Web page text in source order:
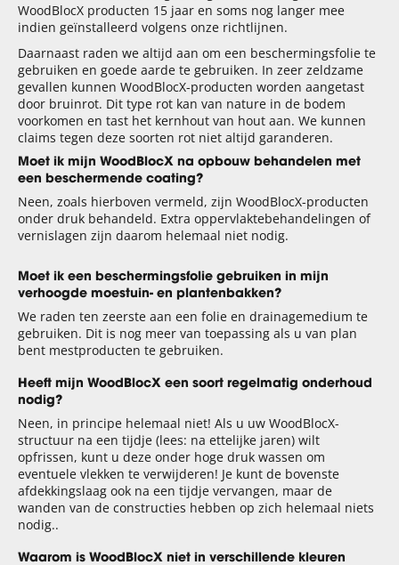
WoodBlocX producten 15 jaar en soms nog langer mee
indien geïnstalleerd volgens onze richtlijnen.
Daarnaast raden we altijd aan om een ​​beschermingsfolie te
gebruiken en goede aarde te gebruiken. In zeer zeldzame
gevallen kunnen WoodBlocX-producten worden aangetast
door bruinrot. Dit type rot kan van nature in de bodem
voorkomen en tast het kernhout van hout aan. We kunnen
claims tegen deze soorten rot niet altijd garanderen.
Moet ik mijn WoodBlocX na opbouw behandelen met
een beschermende coating?
Neen, zoals hierboven vermeld, zijn WoodBlocX-producten
onder druk behandeld. Extra oppervlaktebehandelingen of
vernislagen zijn daarom helemaal niet nodig.
Moet ik een beschermingsfolie gebruiken in mijn
verhoogde moestuin- en plantenbakken?
We raden ten zeerste aan een folie en drainagemedium te
gebruiken. Dit is nog meer van toepassing als u van plan
bent mestproducten te gebruiken.
Heeft mijn WoodBlocX een soort regelmatig onderhoud
nodig?
Neen, in principe helemaal niet! Als u uw WoodBlocX-
structuur na een tijdje (lees: na ettelijke jaren) wilt
opfrissen, kunt u deze onder hoge druk wassen om
eventuele vlekken te verwijderen! Je kunt de bovenste
afdekkingslaag ook na een tijdje vervangen, maar de
wanden van de constructies hebben op zich helemaal niets
nodig..
Waarom is WoodBlocX niet in verschillende kleuren